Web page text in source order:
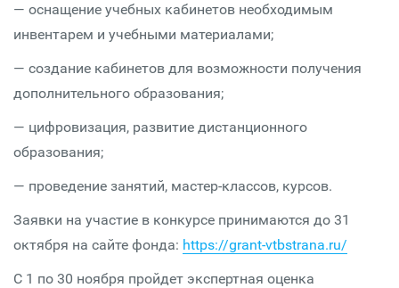
— оснащение учебных кабинетов необходимым
инвентарем и учебными материалами;
— создание кабинетов для возможности получения
дополнительного образования;
— цифровизация, развитие дистанционного
образования;
— проведение занятий, мастер-классов, курсов.
Заявки на участие в конкурсе принимаются до 31
октября на сайте фонда: https://grant-vtbstrana.ru/
С 1 по 30 ноября пройдет экспертная оценка